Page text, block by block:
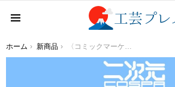
You are here:
ホーム 新商品 〈コミックマーケット100〉先行販売！『艦隊これくしょん -艦これ-』初回生産限定「加賀改ニ護 刺繍シャツ」をはじめ、「ガンビア・ベイ＆浮輪さん アクリルスタンド」など新グッズ登場！【株式会社コスパ】